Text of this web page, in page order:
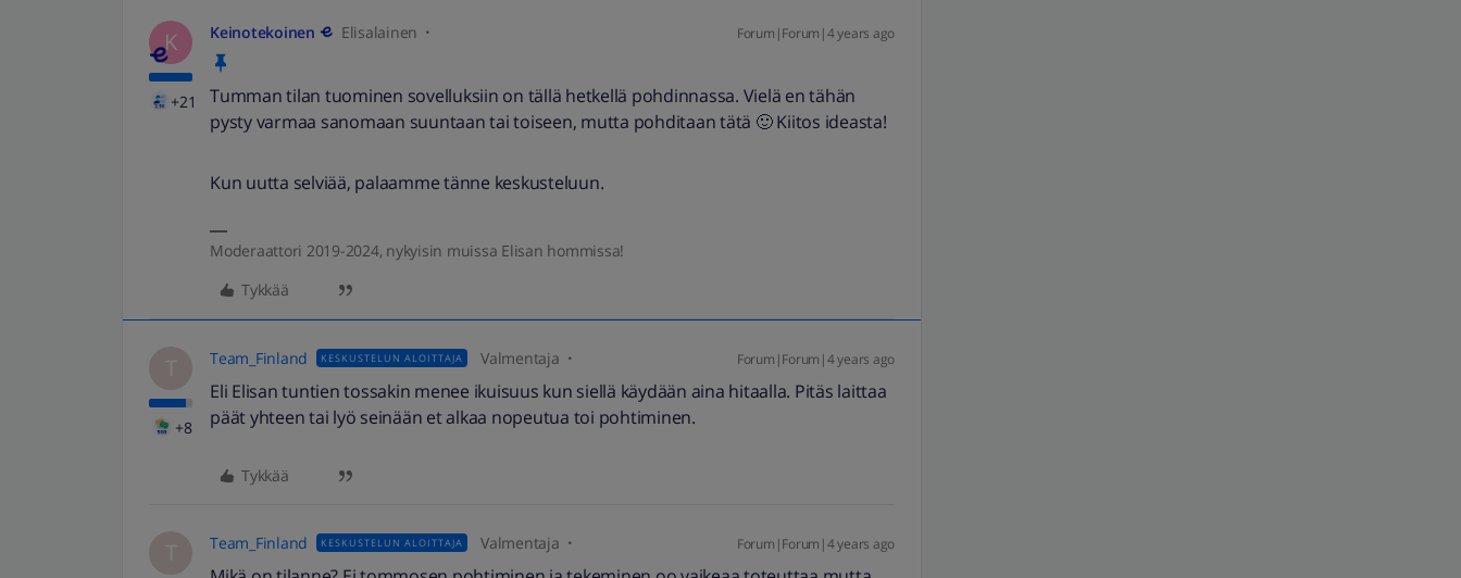
K
+21
Keinotekoinen Elisalainen Forum|Forum|4 years ago
Tumman tilan tuominen sovelluksiin on tällä hetkellä pohdinnassa. Vielä en tähän
pysty varmaa sanomaan suuntaan tai toiseen, mutta pohditaan tätä 🙂 Kiitos ideasta!
Kun uutta selviää, palaamme tänne keskusteluun.
Moderaattori 2019-2024, nykyisin muissa Elisan hommissa!
Tykkää
T
+8
Team_Finland KESKUSTELUN ALOITTAJA Valmentaja Forum|Forum|4 years ago
Eli Elisan tuntien tossakin menee ikuisuus kun siellä käydään aina hitaalla. Pitäs laittaa
päät yhteen tai lyö seinään et alkaa nopeutua toi pohtiminen.
Tykkää
T Team_Finland KESKUSTELUN ALOITTAJA Valmentaja Forum|Forum|4 years ago